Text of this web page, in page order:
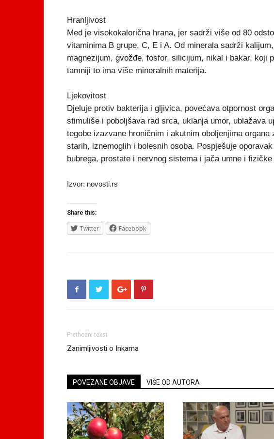
Hranljivost
Med je visokokalorična hrana, jer sadrži više od 80
vitaminima B grupe, C, E i A. Od minerala sadrži
magnezijum, gvožđe, fosfor, silicijum, nikal i bakar, koji
tamniji to ima više mineralnih materija.
Ljekovitost
Djeluje protiv bakterija i gljivica, povećava otpornost
stimuliše i poboljšava rad srca, uklanja umor, ublažava
tegobe izazvane hroničnim i akutnim oboljenjima
starih, iznemoglih i bolesnih osoba. Pospješuje
bubrega, prostate i nervnog sistema i jača umne i
Izvor: novosti.rs
Share this:
Twitter Facebook
Prethodni tekst
Zanimljivosti o Inkama
POVEZANE OBJAVE VIŠE OD AUTORA